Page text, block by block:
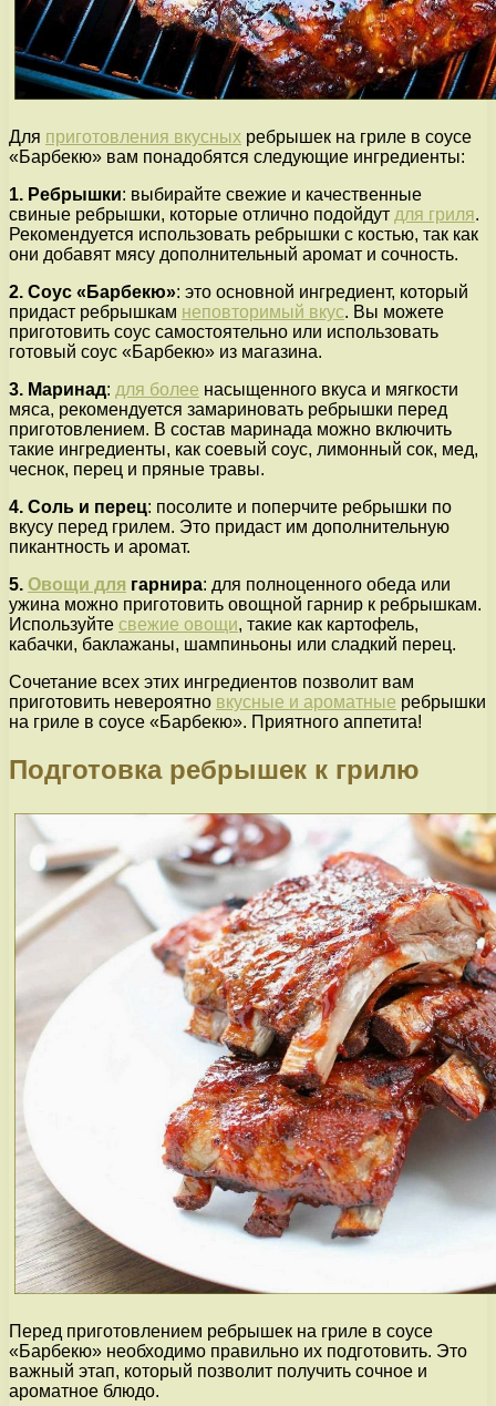
Для приготовления вкусных ребрышек на гриле в соусе
«Барбекю» вам понадобятся следующие ингредиенты:
1. Ребрышки: выбирайте свежие и качественные
свиные ребрышки, которые отлично подойдут для гриля.
Рекомендуется использовать ребрышки с костью, так как
они добавят мясу дополнительный аромат и сочность.
2. Соус «Барбекю»: это основной ингредиент, который
придаст ребрышкам неповторимый вкус. Вы можете
приготовить соус самостоятельно или использовать
готовый соус «Барбекю» из магазина.
3. Маринад: для более насыщенного вкуса и мягкости
мяса, рекомендуется замариновать ребрышки перед
приготовлением. В состав маринада можно включить
такие ингредиенты, как соевый соус, лимонный сок, мед,
чеснок, перец и пряные травы.
4. Соль и перец: посолите и поперчите ребрышки по
вкусу перед грилем. Это придаст им дополнительную
пикантность и аромат.
5. Овощи для гарнира: для полноценного обеда или
ужина можно приготовить овощной гарнир к ребрышкам.
Используйте свежие овощи, такие как картофель,
кабачки, баклажаны, шампиньоны или сладкий перец.
Сочетание всех этих ингредиентов позволит вам
приготовить невероятно вкусные и ароматные ребрышки
на гриле в соусе «Барбекю». Приятного аппетита!
Подготовка ребрышек к грилю
Перед приготовлением ребрышек на гриле в соусе
«Барбекю» необходимо правильно их подготовить. Это
важный этап, который позволит получить сочное и
ароматное блюдо.